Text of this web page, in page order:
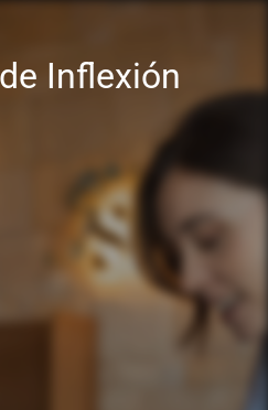
Inflexión